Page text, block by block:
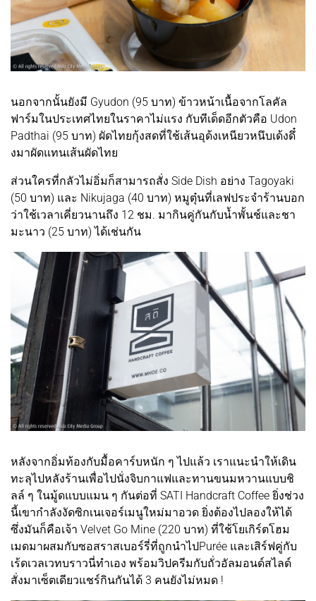
นอกจากนั้นยังมี Gyudon (95 บาท) ข้าวหน้าเนื้อจากโลคัล
ฟาร์มในประเทศไทยในราคาไม่แรง กับทีเด็ดอีกตัวคือ Udon
Padthai (95 บาท) ผัดไทยกุ้งสดที่ใช้เส้นอุด้งเหนียวหนึบเด้งดึ๋
งมาผัดแทนเส้นผัดไทย
ส่วนใครที่กลัวไม่อิ่มก็สามารถสั่ง Side Dish อย่าง Tagoyaki
(50 บาท) และ Nikujaga (40 บาท) หมูตุ๋นที่เลฟประจำร้านบอก
ว่าใช้เวลาเคี่ยวนานถึง 12 ชม. มากินคู่กันกับน้ำพั้นช์และชา
มะนาว (25 บาท) ได้เช่นกัน
หลังจากอิ่มท้องกับมื้อคาร์บหนัก ๆ ไปแล้ว เราแนะนำให้เดิน
ทะลุไปหลังร้านเพื่อไปนั่งจิบกาแฟและทานขนมหวานแบบชิ
ลล์ ๆ ในมู้ดแบบแมน ๆ กันต่อที่ SATI Handcraft Coffee ยิ่งช่วง
นี้เขากำลังงัดซิกเนเจอร์เมนูใหม่มาอวด ยิ่งต้องไปลองให้ได้
ซึ่งมันก็คือเจ้า Velvet Go Mine (220 บาท) ที่ใช้โยเกิร์ตโฮม
เมดมาผสมกับซอสราสเบอร์รี่ที่ถูกนำไปPurée และเสิร์ฟคู่กับ
เร้ดเวลเวทบราวนี่ทำเอง พร้อมวิปครีมกับถั่วอัลมอนด์สไลด์
สั่งมาเซ็ตเดียวแชร์กินกันได้ 3 คนยังไม่หมด !